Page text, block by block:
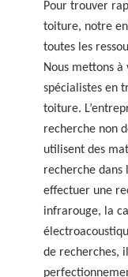
Pour trouver
toiture, notre
toutes les
Nous mettons
spécialistes en
toiture.
recherche non
utilisent des
recherche dans
effectuer une
infrarouge, la
de recherches,